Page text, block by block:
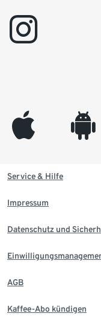
instagram
appleinc android
Service & Hilfe
Impressum
Datenschutz und
AGB
Kaffee-Abo kündigen